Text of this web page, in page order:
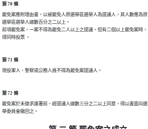
第 70 條
罷免案應附理由書，以被罷免人原選舉區選舉人為提議人，其人數應為原
選舉區選舉人總數百分之二以上。
前項罷免案，一案不得為罷免二人以上之提議。但有二個以上罷免案時，
得同時投票 。
第 71 條
第 72 條
罷免案於未徵求連署前，經提議人總數三分之二以上同意，得以書面向選